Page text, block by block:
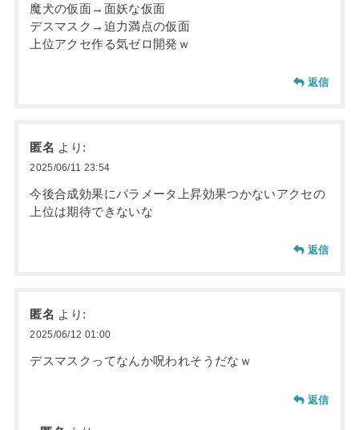
魔犬の仮面→面妖な仮面
デスマスク→迫力満点の仮面
上位アクセ作る気ゼロ開発ｗ
返信
匿名 より:
2025/06/11 23:54
今後合成効果にパラメータ上昇効果つかないアクセの
上位は期待できないな
返信
匿名 より:
2025/06/12 01:00
デスマスクってなんか呪われそうだなｗ
返信